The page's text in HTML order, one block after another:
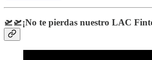
🛫🛫¡No te pierdas nuestro LAC